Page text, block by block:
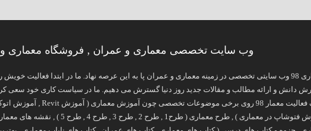
وب سایت تخصصی معماری و عمران , فروشگاه معماری و
معماری 98 وب سایتی تخصصی در زمینه معماری و عمران پا به این عرصه نهاد. ما در ابتدا
دانش و ارائه مطالب و مقالات جدید روز دنیا گسترش می دهیم. ما در سیاست کاری خود سعی
آموزش فتوشاپ در معماری ) , طرح